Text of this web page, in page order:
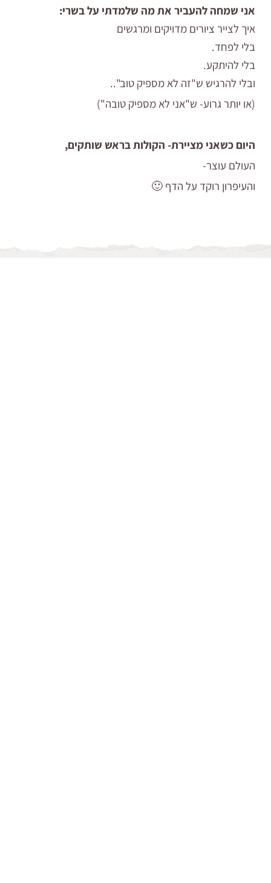
אני שמחה להעביר את מה שלמדתי על בשרי:
איך לצייר ציורים מדויקים ומרגשים
בלי לפחד.
בלי להיתקע.
ובלי להרגיש ש"זה לא מספיק טוב"..
(או יותר גרוע- ש"אני לא מספיק טובה")
היום כשאני מציירת- הקולות בראש שותקים,
העולם עוצר-
והעיפרון רוקד על הדף 🙂